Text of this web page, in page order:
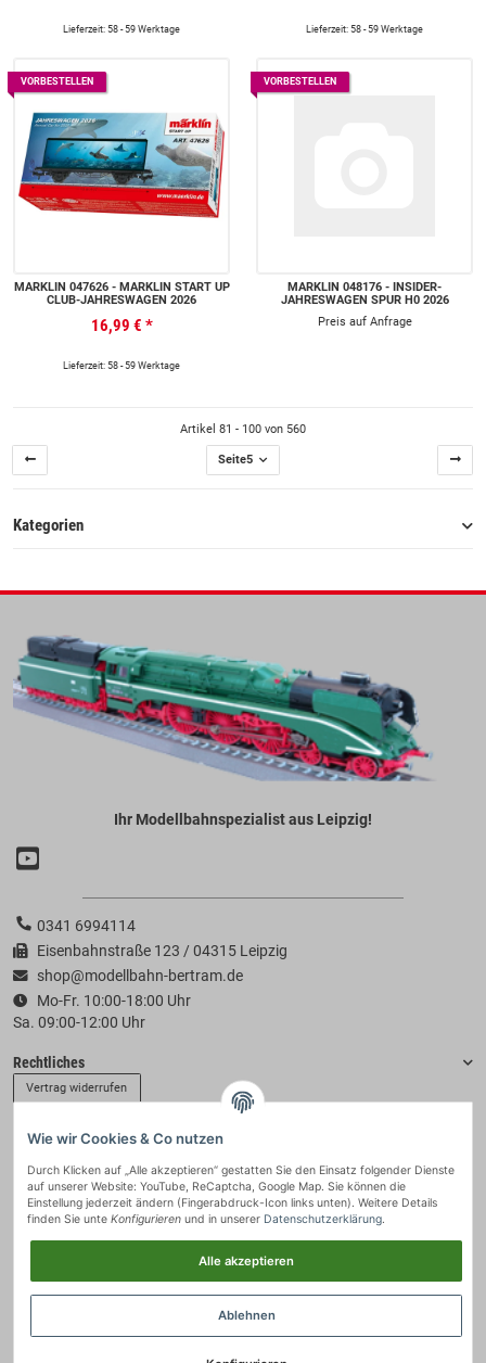
Lieferzeit: 58 - 59 Werktage Lieferzeit: 58 - 59 Werktage
VORBESTELLEN
MÄRKLIN 047626 - MÄRKLIN START UP
CLUB-JAHRESWAGEN 2026
16,99 € *
Lieferzeit: 58 - 59 Werktage
VORBESTELLEN
MÄRKLIN 048176 - INSIDER-
JAHRESWAGEN SPUR H0 2026
Preis auf Anfrage
Artikel 81 - 100 von 560
Seite5
Kategorien
Ihr Modellbahnspezialist aus Leipzig!
0341 6994114
Eisenbahnstraße 123 / 04315 Leipzig
shop@modellbahn-bertram.de
Mo-Fr. 10:00-18:00 Uhr
Sa. 09:00-12:00 Uhr
Rechtliches
Vertrag widerrufen
Zahlung & Versand
Wie wir Cookies & Co nutzen
Durch Klicken auf „Alle akzeptieren“ gestatten Sie den Einsatz folgender Dienste
auf unserer Website: YouTube, ReCaptcha, Google Map. Sie können die
Einstellung jederzeit ändern (Fingerabdruck-Icon links unten). Weitere Details
finden Sie unte Konfigurieren und in unserer Datenschutzerklärung.
Alle akzeptieren
Ablehnen